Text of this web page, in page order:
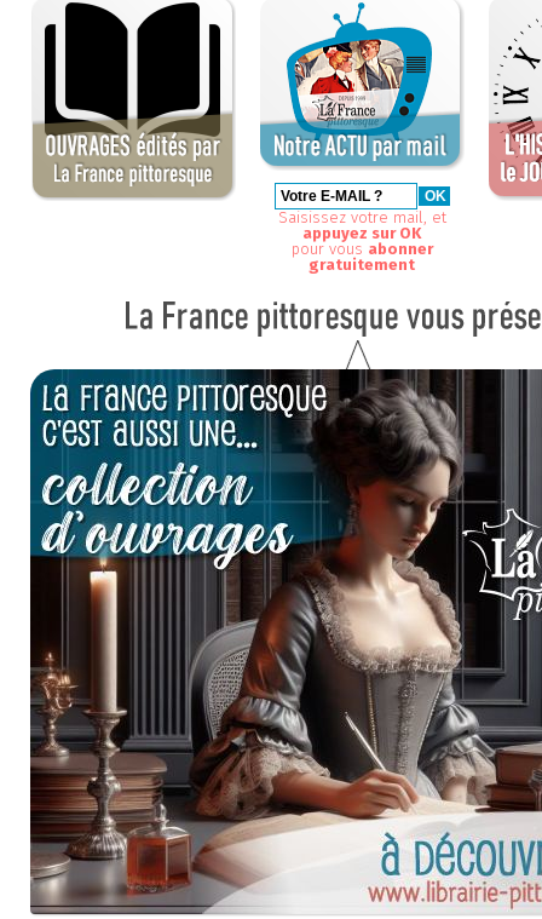
Saisissez votre mail, et
appuyez sur OK
pour vous abonner
gratuitement